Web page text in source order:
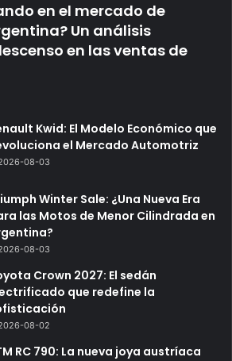
en el mercado de
Un análisis
en las ventas de
Kwid: El Modelo Económico que
el Mercado Automotriz
08-03
Winter Sale: ¿Una Nueva Era
las Motos de Menor Cilindrada en
08-03
Crown 2027: El sedán
que redefine la
08-02
RC 790: La nueva joya austríaca